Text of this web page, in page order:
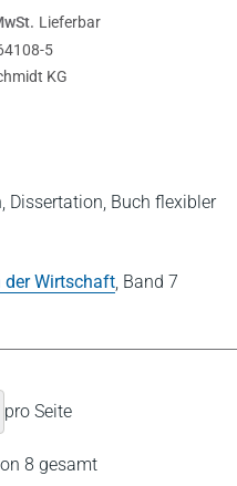
Dissertation, Buch flexibler
der Wirtschaft, Band 7
Lieferbar
5
KG
pro Seite
8 gesamt